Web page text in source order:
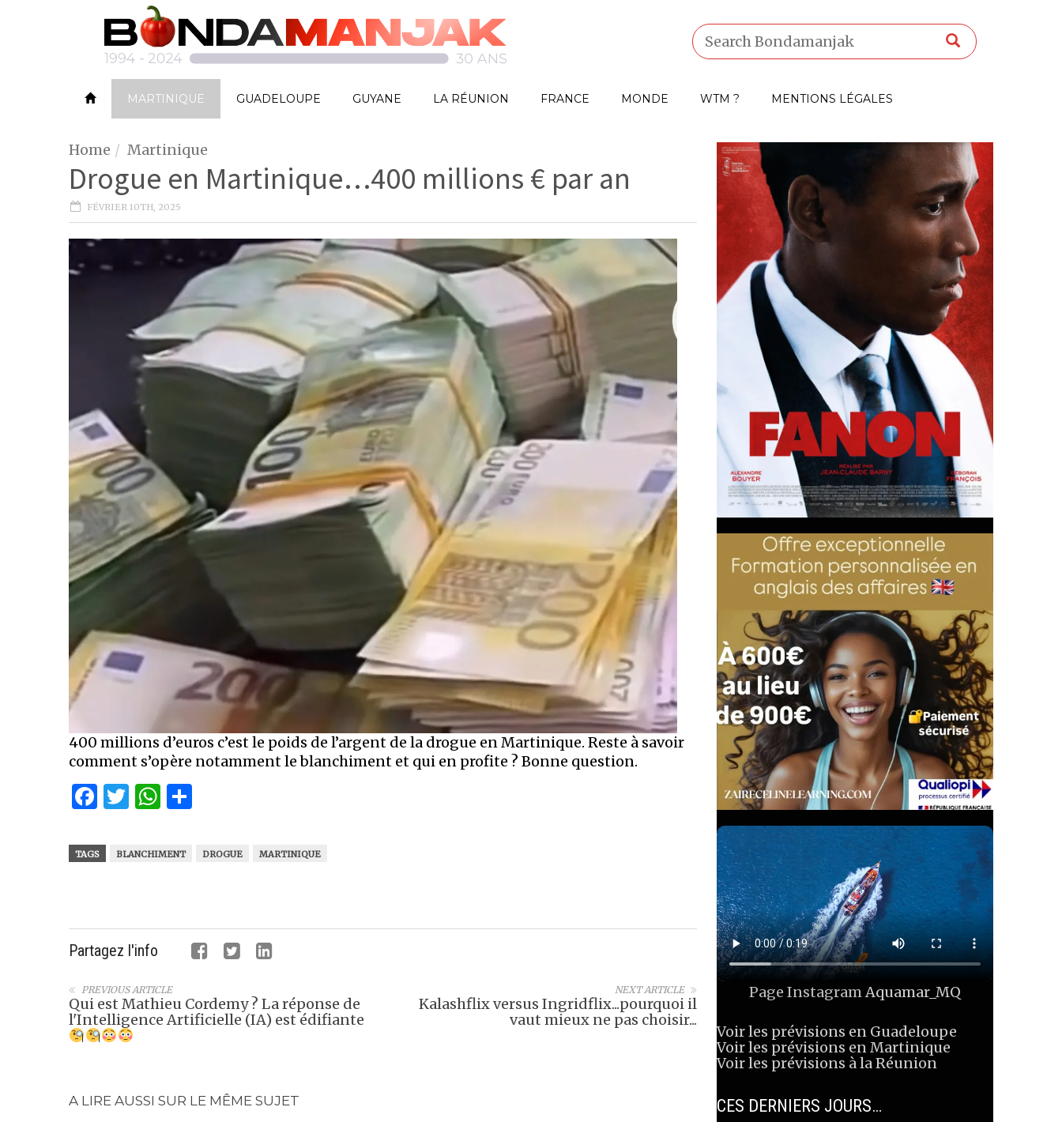
MARTINIQUE GUADELOUPE GUYANE LA RÉUNION FRANCE MONDE WTM ? MENTIONS LÉGALES
Home Martinique
Drogue en Martinique…400 millions € par an
FÉVRIER 10TH, 2025
400 millions d’euros c’est le poids de l’argent de la drogue en Martinique. Reste à savoir
comment s’opère notamment le blanchiment et qui en profite ? Bonne question.
Facebook
Twitter
WhatsApp
TAGS BLANCHIMENT DROGUE MARTINIQUE
Partagez l'info
NEXT ARTICLE
Kalashflix versus Ingridflix...pourquoi il
vaut mieux ne pas choisir...
PREVIOUS ARTICLE
Qui est Mathieu Cordemy ? La réponse de
l'Intelligence Artificielle (IA) est édifiante
A LIRE AUSSI SUR LE MÊME SUJET
Page InstagramAquamar_MQ
Voir les prévisions en Guadeloupe
Voir les prévisions en Martinique
Voir les prévisions à la Réunion
CES DERNIERS JOURS…